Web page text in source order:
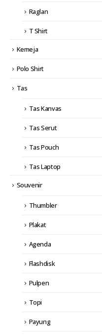
Raglan
T Shirt
Kemeja
Polo Shirt
Tas
Tas Kanvas
Tas Serut
Tas Pouch
Tas Laptop
Souvenir
Thumbler
Plakat
Agenda
Flashdisk
Pulpen
Topi
Payung